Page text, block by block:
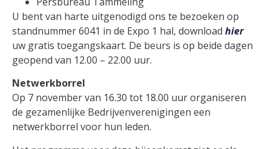
U bent van harte uitgenodigd ons te bezoeken op
standnummer 6041 in de Expo 1 hal, download hier
uw gratis toegangskaart. De beurs is op beide dagen
geopend van 12.00 – 22.00 uur.
Netwerkborrel
Op 7 november van 16.30 tot 18.00 uur organiseren
de gezamenlijke Bedrijvenverenigingen een
netwerkborrel voor hun leden.